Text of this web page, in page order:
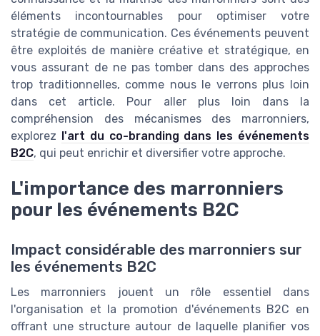
éléments incontournables pour optimiser votre
stratégie de communication. Ces événements peuvent
être exploités de manière créative et stratégique, en
vous assurant de ne pas tomber dans des approches
trop traditionnelles, comme nous le verrons plus loin
dans cet article. Pour aller plus loin dans la
compréhension des mécanismes des marronniers,
explorez l'art du co-branding dans les événements
B2C, qui peut enrichir et diversifier votre approche.
L'importance des marronniers
pour les événements B2C
Impact considérable des marronniers sur
les événements B2C
Les marronniers jouent un rôle essentiel dans
l'organisation et la promotion d'événements B2C en
offrant une structure autour de laquelle planifier vos